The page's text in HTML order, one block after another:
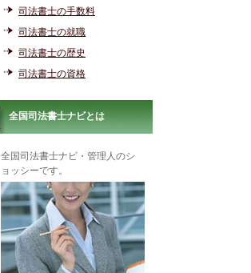
司法書士の手数料
司法書士の就職
司法書士の歴史
司法書士の資格
全国司法書士ナビとは
全国司法書士ナビ・管理人のシ
ョッシーです。